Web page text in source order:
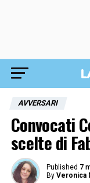
AVVERSARI
Convocati
scelte di
Published 7
By Veronica